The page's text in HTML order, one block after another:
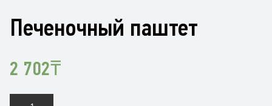
Печеночный паштет
2 702₸